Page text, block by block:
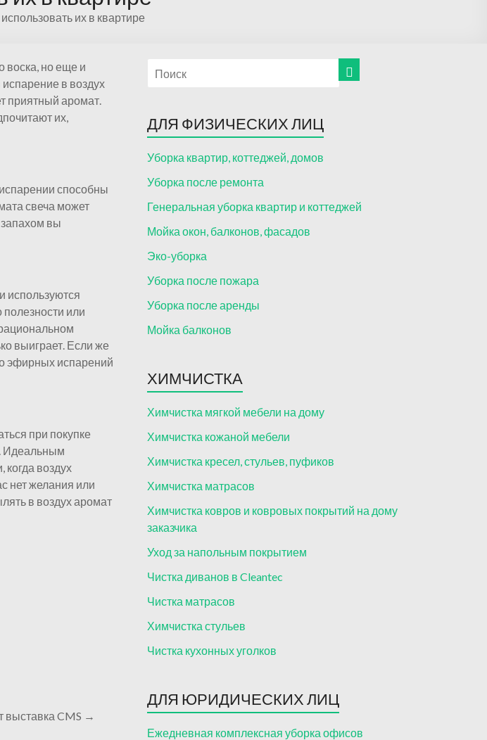
их в квартире
воска, но еще и
в воздух
приятный аромат.
их,
способны
свеча может
запахом вы
используются
или
выиграет. Если же
эфирных испарений
при покупке
Идеальным
воздух
нет желания или
в воздух аромат
выставка CMS →
ДЛЯ ФИЗИЧЕСКИХ ЛИЦ
Уборка квартир, коттеджей, домов
Уборка после ремонта
Генеральная уборка квартир и коттеджей
Мойка окон, балконов, фасадов
Эко-уборка
Уборка после пожара
Уборка после аренды
Мойка балконов
ХИМЧИСТКА
Химчистка мягкой мебели на дому
Химчистка кожаной мебели
Химчистка кресел, стульев, пуфиков
Химчистка матрасов
Химчистка ковров и ковровых покрытий на дому
заказчика
Уход за напольным покрытием
Чистка диванов в Cleantec
Чистка матрасов
Химчистка стульев
Чистка кухонных уголков
ДЛЯ ЮРИДИЧЕСКИХ ЛИЦ
Ежедневная комплексная уборка офисов